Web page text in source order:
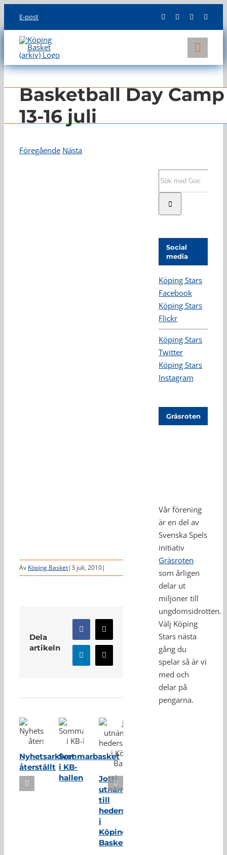
content
E-post
KLUBBEN
LAG
INFO
Basketball Day Camp
13-16 juli
Föregående Nästa
Av Köping Basket|3 juli, 2010|
Dela
artikeln
Facebook
X
LinkedInE-
post
Nyhetsarkivet
återställt
Sommarbasket
i KB-
hallen
Jotti
utnämnd
till
hedersmedlem
i
Köping
Basket
Social
media
Köping Stars
Facebook
Köping Stars
Flickr
Köping Stars
Twitter
Köping Stars
Instagram
Gräsroten
Vår förening
är en del av
Svenska Spels
initiativ
Gräsroten
som årligen
delar ut
miljoner till
ungdomsidrotten.
Välj Köping
Stars nästa
gång du
spelar så är vi
med och
delar på
pengarna.